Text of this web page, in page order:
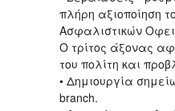
πλήρη αξιοποίηση
Ασφαλιστικών
Ο τρίτος άξονας
του πολίτη και
• Δημιουργία
branch.